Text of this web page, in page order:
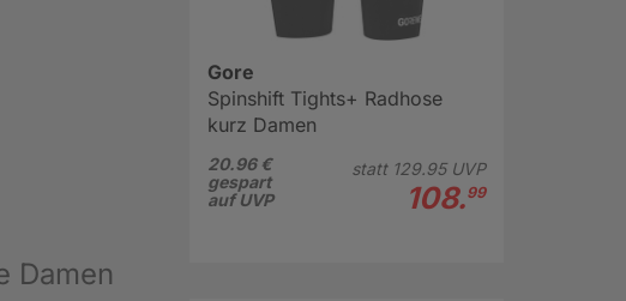
Damen
Gore
Spinshift Tights+ Radhose
kurz Damen
20.96 €
gespart
auf UVP
statt 129.95UVP
108.99